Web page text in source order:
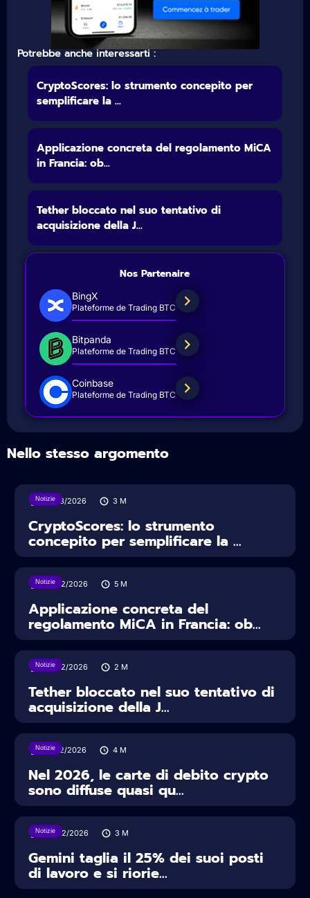
Potrebbe anche interessarti :
CryptoScores: lo strumento concepito per
semplificare la ...
Applicazione concreta del regolamento MiCA
in Francia: ob...
Tether bloccato nel suo tentativo di
acquisizione della J...
Nos Partenaire
BingX
Plateforme de Trading BTC
Bitpanda
Plateforme de Trading BTC
Coinbase
Plateforme de Trading BTC
Nello stesso argomento
Notizie
19/03/2026 3 M
CryptoScores: lo strumento
concepito per semplificare la ...
Notizie
27/02/2026 5 M
Applicazione concreta del
regolamento MiCA in Francia: ob...
Notizie
25/02/2026 2 M
Tether bloccato nel suo tentativo di
acquisizione della J...
Notizie
12/02/2026 4 M
Nel 2026, le carte di debito crypto
sono diffuse quasi qu...
Notizie
09/02/2026 3 M
Gemini taglia il 25% dei suoi posti
di lavoro e si riorie...